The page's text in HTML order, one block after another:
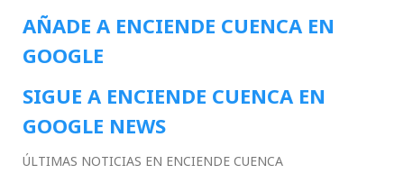
AÑADE A ENCIENDE CUENCA EN
GOOGLE
SIGUE A ENCIENDE CUENCA EN
GOOGLE NEWS
ÚLTIMAS NOTICIAS EN ENCIENDE CUENCA